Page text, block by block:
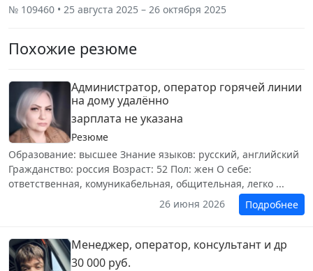
№ 109460 • 25 августа 2025 – 26 октября 2025
Похожие резюме
Администратор, оператор горячей линии
на дому удалëнно
зарплата не указана
Резюме
Образование: высшее Знание языков: русский, английский
Гражданство: россия Возраст: 52 Пол: жен О себе:
ответственная, комуникабельная, общительная, легко ...
26 июня 2026
Подробнее
Менеджер, оператор, консультант и др
30 000 руб.